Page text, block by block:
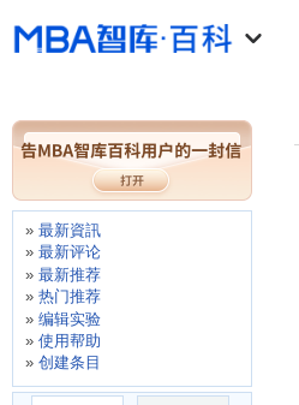
最新資訊
最新评论
最新推荐
热门推荐
编辑实验
使用帮助
创建条目